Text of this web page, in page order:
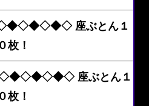
座ぶとん１
０枚！
座ぶとん１
０枚！